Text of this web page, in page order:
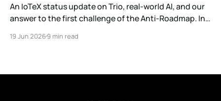
An IoTeX status update on Trio, real-world AI, and our
answer to the first challenge of the Anti-Roadmap. In
three challenges instead of a timeline. Challenge 1 was
19 Jun 20269 min read